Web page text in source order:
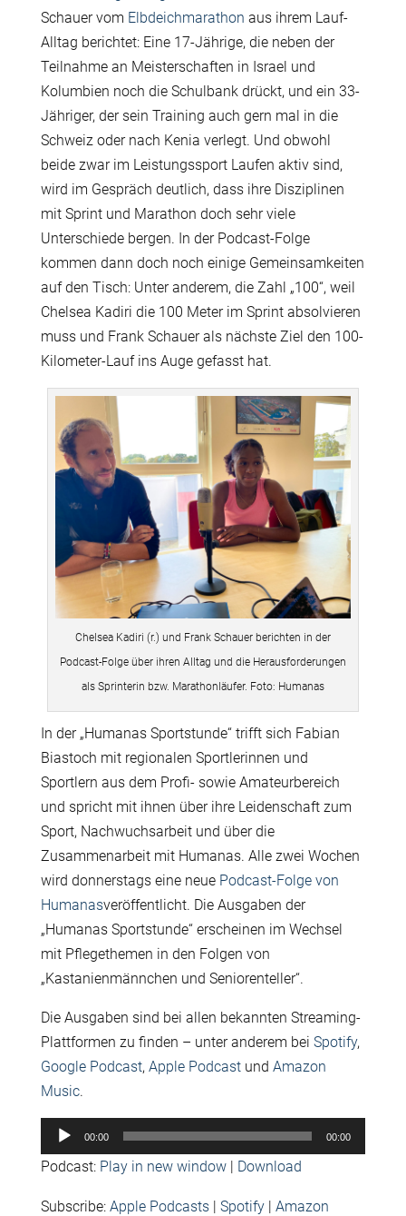
Schauer vom Elbdeichmarathon aus ihrem Lauf-
Alltag berichtet: Eine 17-Jährige, die neben der
Teilnahme an Meisterschaften in Israel und
Kolumbien noch die Schulbank drückt, und ein 33-
Jähriger, der sein Training auch gern mal in die
Schweiz oder nach Kenia verlegt. Und obwohl
beide zwar im Leistungssport Laufen aktiv sind,
wird im Gespräch deutlich, dass ihre Disziplinen
mit Sprint und Marathon doch sehr viele
Unterschiede bergen. In der Podcast-Folge
kommen dann doch noch einige Gemeinsamkeiten
auf den Tisch: Unter anderem, die Zahl „100“, weil
Chelsea Kadiri die 100 Meter im Sprint absolvieren
muss und Frank Schauer als nächste Ziel den 100-
Kilometer-Lauf ins Auge gefasst hat.
Chelsea Kadiri (r.) und Frank Schauer berichten in der
Podcast-Folge über ihren Alltag und die Herausforderungen
als Sprinterin bzw. Marathonläufer. Foto: Humanas
In der „Humanas Sportstunde“ trifft sich Fabian
Biastoch mit regionalen Sportlerinnen und
Sportlern aus dem Profi- sowie Amateurbereich
und spricht mit ihnen über ihre Leidenschaft zum
Sport, Nachwuchsarbeit und über die
Zusammenarbeit mit Humanas. Alle zwei Wochen
wird donnerstags eine neue Podcast-Folge von
Humanasveröffentlicht. Die Ausgaben der
„Humanas Sportstunde“ erscheinen im Wechsel
mit Pflegethemen in den Folgen von
„Kastanienmännchen und Seniorenteller“.
Die Ausgaben sind bei allen bekannten Streaming-
Plattformen zu finden – unter anderem bei Spotify,
Google Podcast, Apple Podcastund Amazon
Music.
Audio-
Player
00:00 00:00
Podcast: Play in new window| Download
Subscribe: Apple Podcasts| Spotify| Amazon